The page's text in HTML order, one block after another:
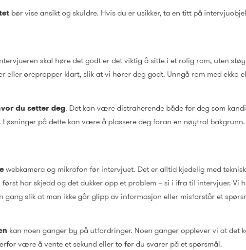
bør vise ansikt og skuldre. Hvis du er usikker, ta en titt på
skal høre det godt er det viktig å sitte i et rolig rom, uten
eller ørepropper klart, slik at vi hører deg godt. Unngå rom med ekko
du setter deg. Det kan være distraherende både for deg som
Løsninger på dette kan være å plassere deg foran en nøytral
webkamera og mikrofon før intervjuet. Det er alltid kjedelig med
først har skjedd og det dukker opp et problem – si i ifra til intervjuer. Vi
gang slik at man ikke går glipp av informasjon eller misforstår et
kan noen ganger by på utfordringer. Noen ganger opplever vi at det
være å vente et sekund eller to før du svarer på et spørsmål.